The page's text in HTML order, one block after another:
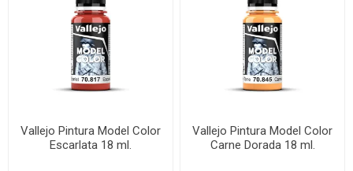
Vallejo Pintura Model Color
Escarlata 18 ml.
Vallejo Pintura Model Color
Carne Dorada 18 ml.